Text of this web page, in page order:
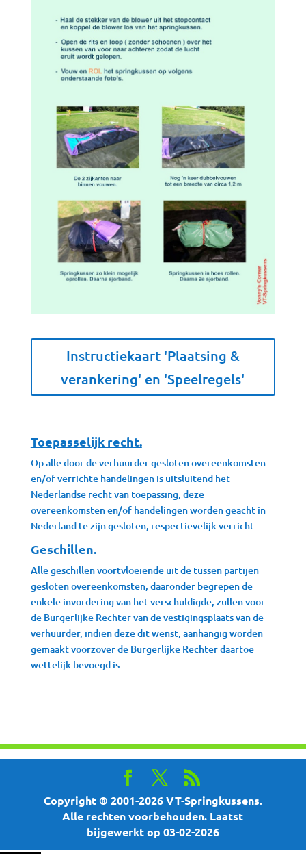
Instructiekaart 'Plaatsing &
verankering' en 'Speelregels'
Toepasselijk recht.
Op alle door de verhuurder gesloten overeenkomsten
en/of verrichte handelingen is uitsluitend het
Nederlandse recht van toepassing; deze
overeenkomsten en/of handelingen worden geacht in
Nederland te zijn gesloten, respectievelijk verricht.
Geschillen.
Alle geschillen voortvloeiende uit de tussen partijen
gesloten overeenkomsten, daaronder begrepen de
enkele invordering van het verschuldigde, zullen voor
de Burgerlijke Rechter van de vestigingsplaats van de
verhuurder, indien deze dit wenst, aanhangig worden
gemaakt voorzover de Burgerlijke Rechter daartoe
wettelijk bevoegd is.
Copyright ® 2001-2026 VT-Springkussens.
Alle rechten voorbehouden. Laatst
bijgewerkt op 03-02-2026